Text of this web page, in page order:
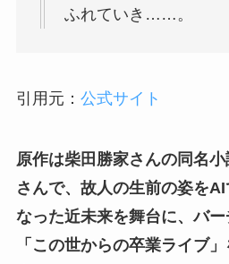
ふれていき……。
引用元： 公式サイト
原作は柴田勝家さんの同名
さんで、故人の生前の姿を
なった近未来を舞台に、バ
「この世からの卒業ライブ